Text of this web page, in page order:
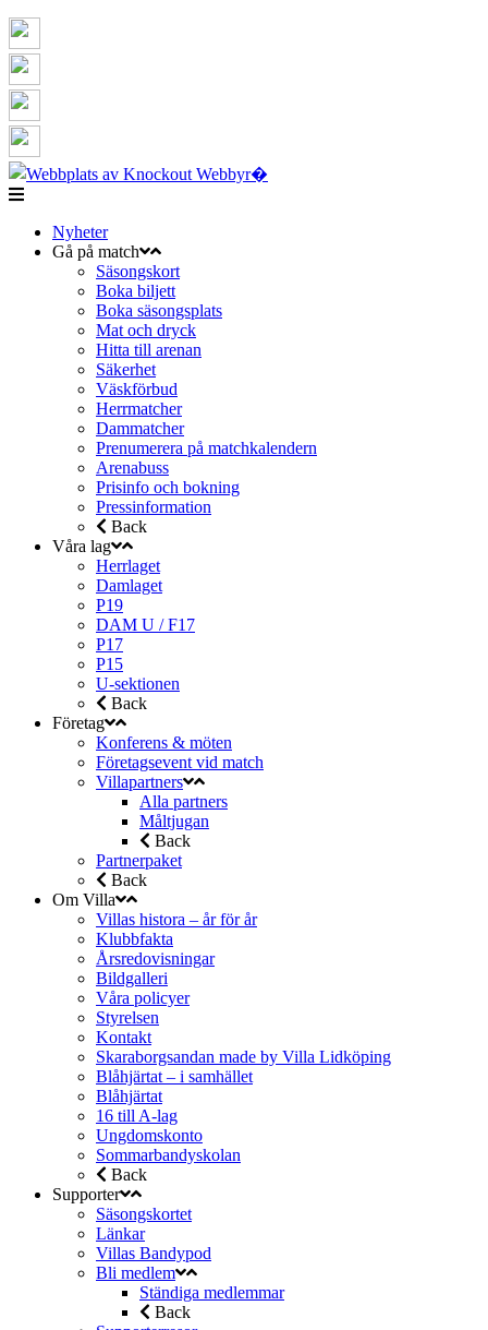
Nyheter
Gå på match
Säsongskort
Boka biljett
Boka säsongsplats
Mat och dryck
Hitta till arenan
Säkerhet
Väskförbud
Herrmatcher
Dammatcher
Prenumerera på matchkalendern
Arenabuss
Prisinfo och bokning
Pressinformation
Back
Våra lag
Herrlaget
Damlaget
P19
DAM U / F17
P17
P15
U-sektionen
Back
Företag
Konferens & möten
Företagsevent vid match
Villapartners
Alla partners
Måltjugan
Back
Partnerpaket
Back
Om Villa
Villas histora – år för år
Klubbfakta
Årsredovisningar
Bildgalleri
Våra policyer
Styrelsen
Kontakt
Skaraborgsandan made by Villa Lidköping
Blåhjärtat – i samhället
Blåhjärtat
16 till A-lag
Ungdomskonto
Sommarbandyskolan
Back
Supporter
Säsongskortet
Länkar
Villas Bandypod
Bli medlem
Ständiga medlemmar
Back